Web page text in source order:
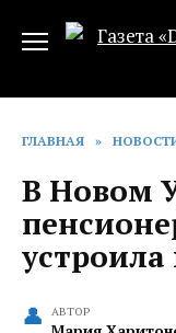
ГЛАВНАЯ »
В Новом
АВТОР